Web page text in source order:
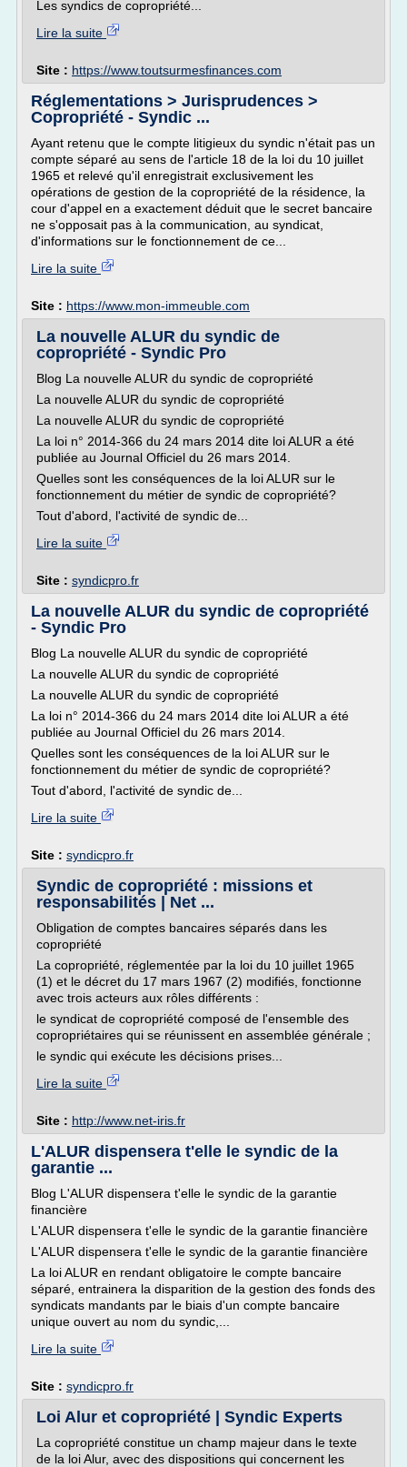
Les syndics de copropriété...
Lire la suite
Site : https://www.toutsurmesfinances.com
Réglementations > Jurisprudences >
Copropriété - Syndic ...
Ayant retenu que le compte litigieux du syndic n'était pas un
compte séparé au sens de l'article 18 de la loi du 10 juillet
1965 et relevé qu'il enregistrait exclusivement les
opérations de gestion de la copropriété de la résidence, la
cour d'appel en a exactement déduit que le secret bancaire
ne s'opposait pas à la communication, au syndicat,
d'informations sur le fonctionnement de ce...
Lire la suite
Site : https://www.mon-immeuble.com
La nouvelle ALUR du syndic de
copropriété - Syndic Pro
Blog La nouvelle ALUR du syndic de copropriété
La nouvelle ALUR du syndic de copropriété
La nouvelle ALUR du syndic de copropriété
La loi n° 2014-366 du 24 mars 2014 dite loi ALUR a été
publiée au Journal Officiel du 26 mars 2014.
Quelles sont les conséquences de la loi ALUR sur le
fonctionnement du métier de syndic de copropriété?
Tout d'abord, l'activité de syndic de...
Lire la suite
Site : syndicpro.fr
La nouvelle ALUR du syndic de copropriété
- Syndic Pro
Blog La nouvelle ALUR du syndic de copropriété
La nouvelle ALUR du syndic de copropriété
La nouvelle ALUR du syndic de copropriété
La loi n° 2014-366 du 24 mars 2014 dite loi ALUR a été
publiée au Journal Officiel du 26 mars 2014.
Quelles sont les conséquences de la loi ALUR sur le
fonctionnement du métier de syndic de copropriété?
Tout d'abord, l'activité de syndic de...
Lire la suite
Site : syndicpro.fr
Syndic de copropriété : missions et
responsabilités | Net ...
Obligation de comptes bancaires séparés dans les
copropriété
La copropriété, réglementée par la loi du 10 juillet 1965
(1) et le décret du 17 mars 1967 (2) modifiés, fonctionne
avec trois acteurs aux rôles différents :
le syndicat de copropriété composé de l'ensemble des
copropriétaires qui se réunissent en assemblée générale ;
le syndic qui exécute les décisions prises...
Lire la suite
Site : http://www.net-iris.fr
L'ALUR dispensera t'elle le syndic de la
garantie ...
Blog L'ALUR dispensera t'elle le syndic de la garantie
financière
L'ALUR dispensera t'elle le syndic de la garantie financière
L'ALUR dispensera t'elle le syndic de la garantie financière
La loi ALUR en rendant obligatoire le compte bancaire
séparé, entrainera la disparition de la gestion des fonds des
syndicats mandants par le biais d'un compte bancaire
unique ouvert au nom du syndic,...
Lire la suite
Site : syndicpro.fr
Loi Alur et copropriété | Syndic Experts
La copropriété constitue un champ majeur dans le texte
de la loi Alur, avec des dispositions qui concernent les